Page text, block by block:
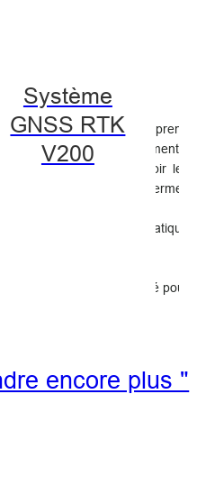
Système
GNSS RTK
V200
moderne, le cadastre prend
pays et gouvernements.
jusqu'à présent, à savoir les
et inefficace en termes
finaux en 2D.
cadastral de manière pratique
Hi-Target (MMS)
est né pour